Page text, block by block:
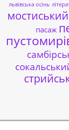
львівська осінь
пасаж